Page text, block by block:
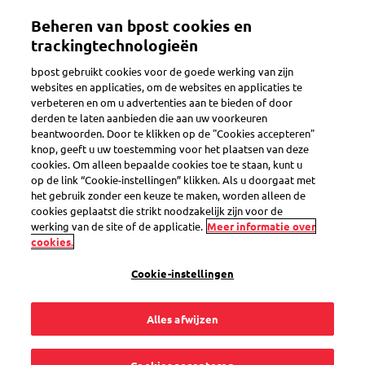
inhoud
Toggle navigation
Klantendienst
Hoe contacteer ik de
klantendienst van
Er zijn verschillende manieren om een antwoord op je vraag
Beheren van bpost cookies en
trackingtechnologieën
bpost gebruikt cookies voor de goede werking van zijn
websites en applicaties, om de websites en applicaties te
verbeteren en om u advertenties aan te bieden of door
derden te laten aanbieden die aan uw voorkeuren
beantwoorden. Door te klikken op de "Cookies accepteren"
knop, geeft u uw toestemming voor het plaatsen van deze
cookies. Om alleen bepaalde cookies toe te staan, kunt u
op de link “Cookie-instellingen” klikken. Als u doorgaat met
het gebruik zonder een keuze te maken, worden alleen de
cookies geplaatst die strikt noodzakelijk zijn voor de
werking van de site of de applicatie. Meer informatie over
cookies.
Cookie-instellingen
Alles afwijzen